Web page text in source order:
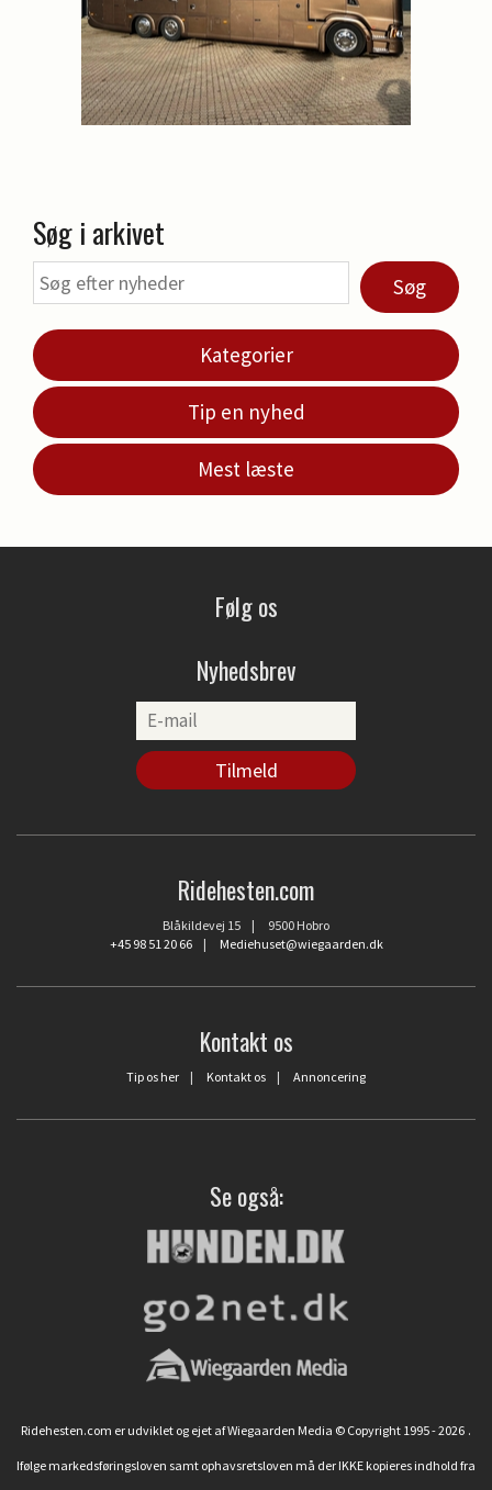
Søg i arkivet
Søg
Kategorier
Tip en nyhed
Mest læste
Følg os
Nyhedsbrev
Ridehesten.com
Blåkildevej 15 | 9500 Hobro
+45 98 51 20 66| Mediehuset@wiegaarden.dk
Kontakt os
Tip os her | Kontakt os | Annoncering
Se også:
Ridehesten.com er udviklet og ejet af Wiegaarden Media © Copyright 1995 - 2026 .
Ifølge markedsføringsloven samt ophavsretsloven må der IKKE kopieres indhold fra